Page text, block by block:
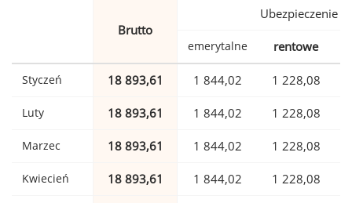
Brutto
Ubezpieczenie
emerytalne rentowe
Styczeń 18 893,61 1 844,02 1 228,08
Luty 18 893,61 1 844,02 1 228,08
Marzec 18 893,61 1 844,02 1 228,08
Kwiecień 18 893,61 1 844,02 1 228,08